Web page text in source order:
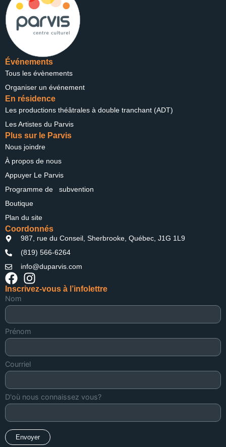
Coordonnés
987, rue du Conseil, Sherbrooke, Québec, J1G 1L9
(819) 566-6264
info@duparvis.com
Événements
Tous les évènements
Organiser un événement
En résidence
Les productions théâtrales à double tranchant (ADT)
Les Artistes du Parvis
Plus sur le Parvis
Nous joindre
À propos de nous
Appuyer Le Parvis
Programme de subvention
Boutique
Plan du site
Inscrivez-vous à l’infolettre
Nom
Prénom
Courriel
D'où nous connaissez vous?